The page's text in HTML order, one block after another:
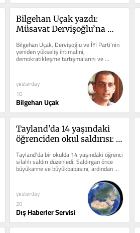
Bilgehan Uçak yazdı:
Müsavat Dervişoğlu’na
destek ve bir eleştiri
Bilgehan Uçak, Dervişoğlu ve İYİ Parti'nin
yeniden yükseliş ihtimalini,
demokratikleşme tartışmalarını ve
Mansur Yavaş senaryosunu yazdı.
yesterday
10
Bilgehan Uçak
Tayland’da 14 yaşındaki
öğrenciden okul saldırısı:
öğretmenlerini öldürdü
Tayland'da bir okulda 14 yaşındaki öğrenci
silahlı saldırı düzenledi. Saldırgan önce
büyükanne ve büyükbabasını, ardından
öğretmenlerini öldürdü.
yesterday
20
Dış Haberler Servisi